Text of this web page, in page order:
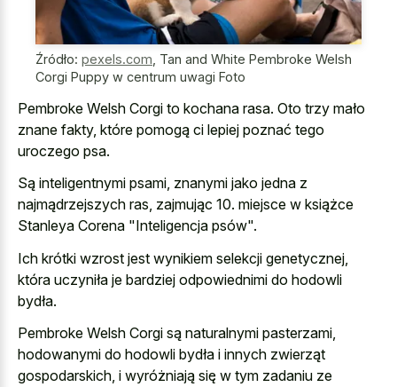
Źródło: pexels.com, Tan and White Pembroke Welsh
Corgi Puppy w centrum uwagi Foto
Pembroke Welsh Corgi to kochana rasa. Oto trzy mało
znane fakty, które pomogą ci lepiej poznać tego
uroczego psa.
Są inteligentnymi psami, znanymi jako jedna z
najmądrzejszych ras, zajmując 10. miejsce w książce
Stanleya Corena "Inteligencja psów".
Ich krótki wzrost jest wynikiem selekcji genetycznej,
która uczyniła je bardziej odpowiednimi do hodowli
bydła.
Pembroke Welsh Corgi są naturalnymi pasterzami,
hodowanymi do hodowli bydła i innych zwierząt
gospodarskich, i wyróżniają się w tym zadaniu ze